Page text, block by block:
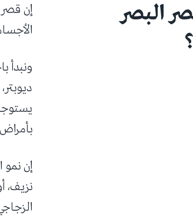
البصر
إن
ونبدأ
إن
نزيف،